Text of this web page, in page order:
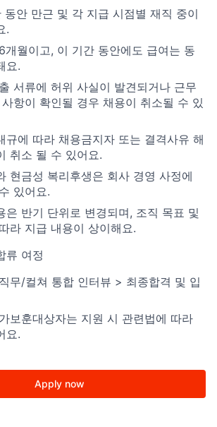
동안 만근 및 각 지급 시점별 재직 중이
.
개월이고, 이 기간 동안에도 급여는 동
요.
서류에 허위 사실이 발견되거나 근무
항이 확인될 경우 채용이 취소될 수 있
규에 따라 채용금지자 또는 결격사유 해
취소 될 수 있어요.
현금성 복리후생은 회사 경영 사정에
있어요.
은 반기 단위로 변경되며, 조직 목표 및
라 지급 내용이 상이해요.
류 여정
무/컬쳐 통합 인터뷰 > 최종합격 및 입
보훈대상자는 지원 시 관련법에 따라
요.
Apply now